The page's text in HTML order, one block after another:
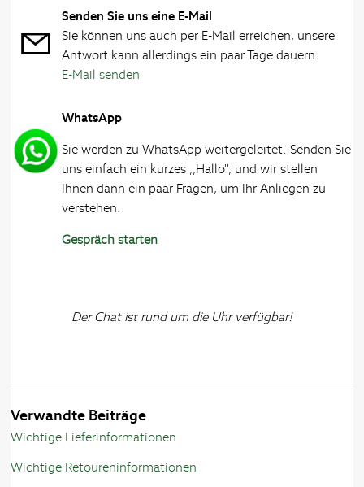
Senden Sie uns eine E-Mail
Sie können uns auch per E-Mail erreichen, unsere
Antwort kann allerdings ein paar Tage dauern.
E-Mail senden
WhatsApp
Sie werden zu WhatsApp weitergeleitet. Senden Sie
uns einfach ein kurzes ,,Hallo'', und wir stellen
Ihnen dann ein paar Fragen, um Ihr Anliegen zu
verstehen.
Gespräch starten
Der Chat ist rund um die Uhr verfügbar!
Verwandte Beiträge
Wichtige Lieferinformationen
Wichtige Retoureninformationen